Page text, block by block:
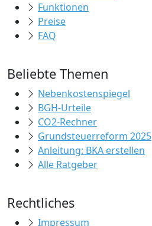
Funktionen
Preise
FAQ
Beliebte Themen
Nebenkostenspiegel
BGH-Urteile
CO2-Rechner
Grundsteuerreform 2025
Anleitung: BKA erstellen
Alle Ratgeber
Rechtliches
Impressum